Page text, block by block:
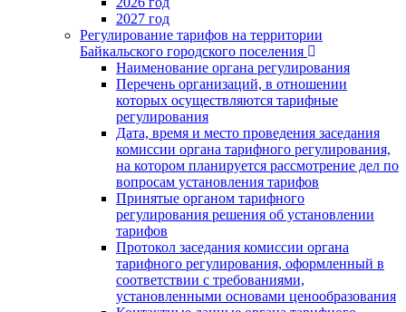
2027 год
Регулирование тарифов на территории
Байкальского городского поселения
Наименование органа регулирования
Перечень организаций, в отношении
которых осуществляются тарифные
регулирования
Дата, время и место проведения заседания
комиссии органа тарифного регулирования,
на котором планируется рассмотрение дел по
вопросам установления тарифов
Принятые органом тарифного
регулирования решения об установлении
тарифов
Протокол заседания комиссии органа
тарифного регулирования, оформленный в
соответствии с требованиями,
установленными основами ценообразования